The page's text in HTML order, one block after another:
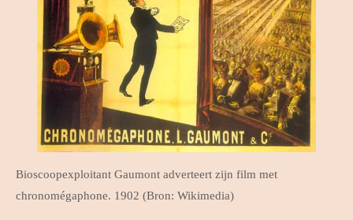
Bioscoopexploitant Gaumont adverteert zijn film met
chronomégaphone. 1902 (Bron: Wikimedia)